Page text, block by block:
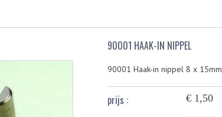
90001 HAAK-IN NIPPEL
90001 Haak-in nippel 8 x 15mm
prijs : € 1,50